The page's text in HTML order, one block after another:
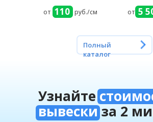
от
руб./см
110 от 5
Полный
каталог
Узнайте
вывескиза 2